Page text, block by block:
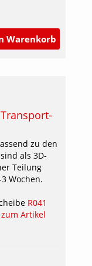
zu den
als 3D-
Teilung
Wochen.
R041
zum Artikel